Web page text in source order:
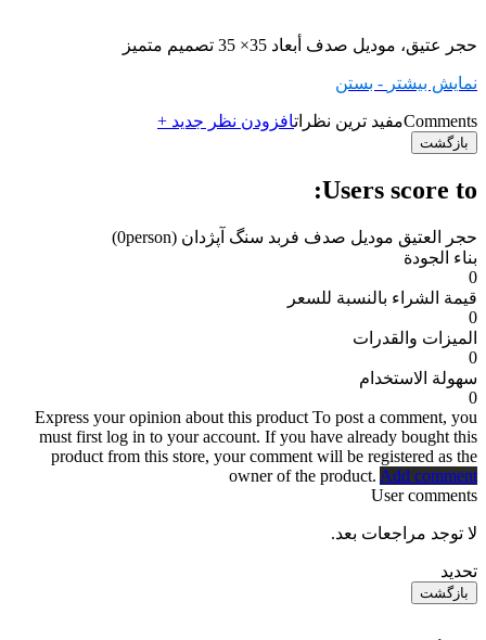
حجر عتيق، مودیل صدف أبعاد 35× 35 تصميم متميز
نمایش بیشتر - بستن
Commentsمفید ترین نظراتافزودن نظر جدید +
بازگشت
Users score to:
حجر العتیق مودیل صدف فربد سنگ آپژدان (0person)
بناء الجودة
0
قيمة الشراء بالنسبة للسعر
0
الميزات والقدرات
0
سهولة الاستخدام
0
Express your opinion about this product To post a comment, you
must first log in to your account. If you have already bought this
product from this store, your comment will be registered as the
owner of the product. Add comment
User comments
لا توجد مراجعات بعد.
تحديد
بازگشت